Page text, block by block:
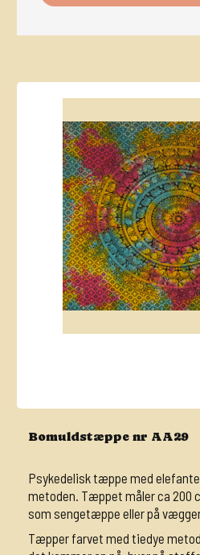
Bomuldstæppe nr AA29
Psykedelisk tæppe med
metoden. Tæppet måler ca 200
som sengetæppe eller på
Tæpper farvet med tiedye